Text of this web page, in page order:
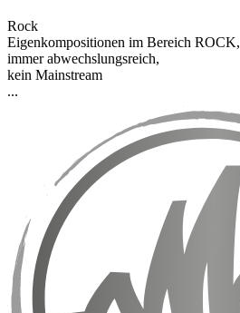
Rock
Eigenkompositionen im Bereich ROCK,
immer abwechslungsreich,
kein Mainstream
...